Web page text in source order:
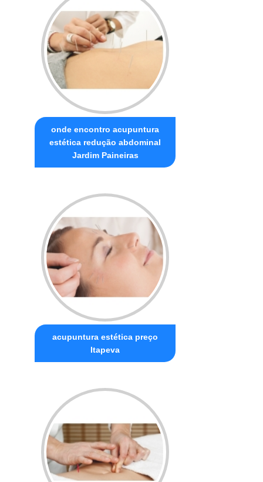
onde encontro acupuntura
estética redução abdominal
Jardim Paineiras
acupuntura estética preço
Itapeva